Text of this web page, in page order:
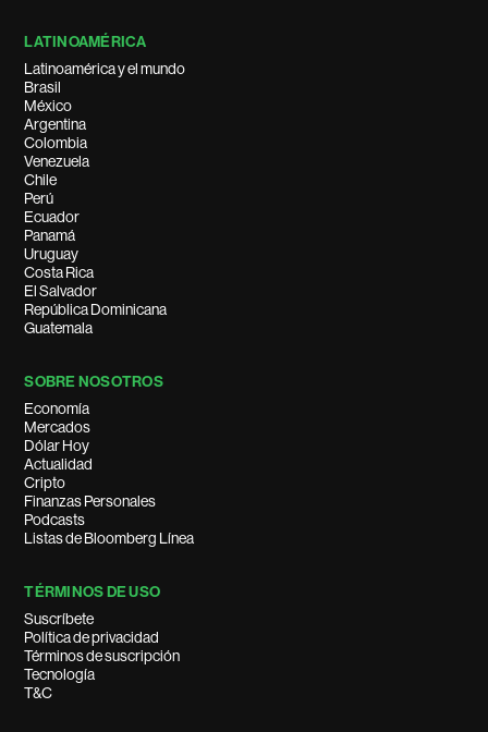
LATINOAMÉRICA
Latinoamérica y el mundo
Brasil
México
Argentina
Colombia
Venezuela
Chile
Perú
Ecuador
Panamá
Uruguay
Costa Rica
El Salvador
República Dominicana
Guatemala
SOBRE NOSOTROS
Economía
Mercados
Dólar Hoy
Actualidad
Cripto
Finanzas Personales
Podcasts
Listas de Bloomberg Línea
TÉRMINOS DE USO
Suscríbete
Política de privacidad
Términos de suscripción
Tecnología
T&C